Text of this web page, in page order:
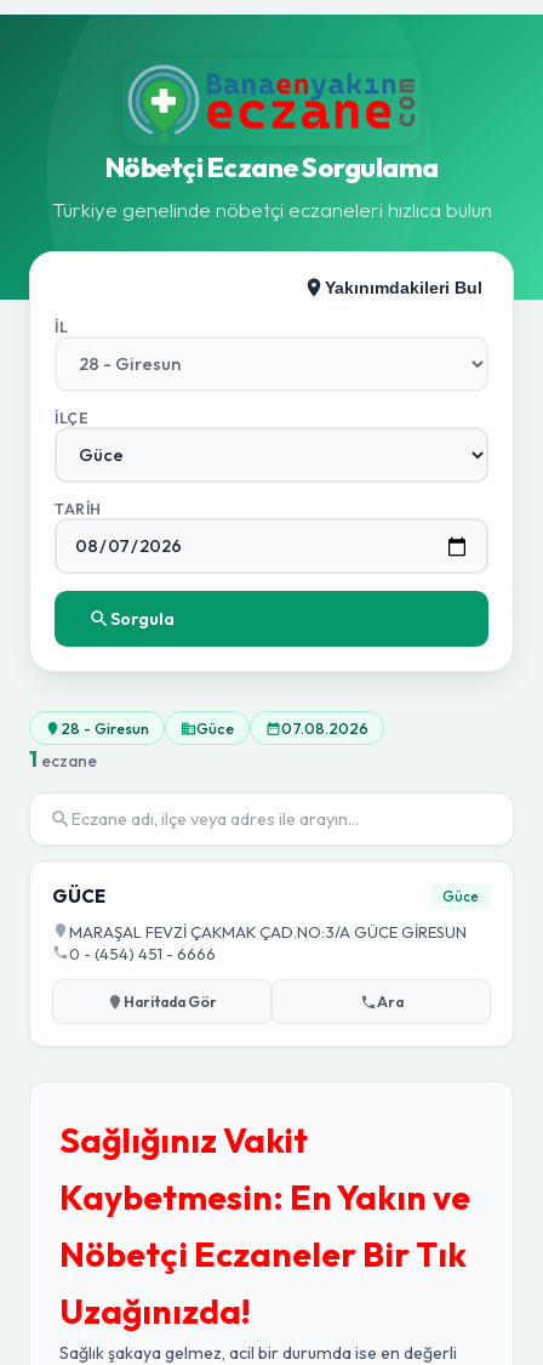
Nöbetçi Eczane Sorgulama
Türkiye genelinde nöbetçi eczaneleri hızlıca bulun
Yakınımdakileri Bul
İL
İLÇE
TARIH
Sorgula
28 - Giresun Güce 07.08.2026
1 eczane
GÜCE Güce
MARAŞAL FEVZİ ÇAKMAK ÇAD.NO:3/A GÜCE GİRESUN
0 - (454) 451 - 6666
Haritada Gör Ara
Sağlığınız Vakit
Kaybetmesin: En Yakın ve
Nöbetçi Eczaneler Bir Tık
Uzağınızda!
Sağlık şakaya gelmez, acil bir durumda ise en değerli